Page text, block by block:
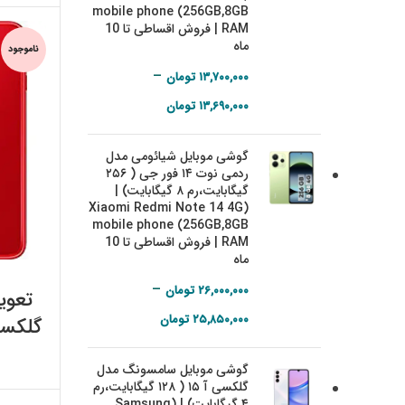
mobile phone (256GB,8GB
RAM | فروش اقساطی تا 10
ماه
۱۳,۷۰۰,۰۰۰تومان –
۱۳,۶۹۰,۰۰۰تومان
۱۳,۶۹۰,۰۰۰ تومان
through
۱۳,۷۰۰,۰۰۰ تومان
گوشی موبایل شیائومی مدل
ردمی نوت ۱۴ فور جی ( ۲۵۶
گیگابایت،‌رم ۸ گیگابایت) |
(Xiaomi Redmi Note 14 4G
mobile phone (256GB,8GB
RAM | فروش اقساطی تا 10
ماه
۲۶,۰۰۰,۰۰۰تومان –
۲۵,۸۵۰,۰۰۰تومان
۲۵,۸۵۰,۰۰۰ تومان
through
گوشی موبایل سامسونگ مدل
گلکسی آ ۱۵ ( ۱۲۸ گیگابایت،‌رم
ناموجود